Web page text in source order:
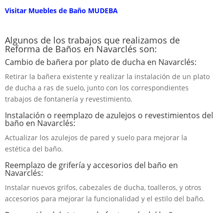
Visitar Muebles de Baño MUDEBA
Algunos de los trabajos que realizamos de
Reforma de Baños en Navarclés son:
Cambio de bañera por plato de ducha en Navarclés:
Retirar la bañera existente y realizar la instalación de un plato
de ducha a ras de suelo, junto con los correspondientes
trabajos de fontanería y revestimiento.
Instalación o reemplazo de azulejos o revestimientos del
baño en Navarclés:
Actualizar los azulejos de pared y suelo para mejorar la
estética del baño.
Reemplazo de grifería y accesorios del baño en
Navarclés:
Instalar nuevos grifos, cabezales de ducha, toalleros, y otros
accesorios para mejorar la funcionalidad y el estilo del baño.